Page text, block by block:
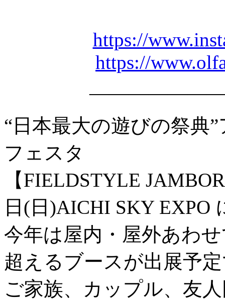
https://
https://
“日本最大の遊びの祭典
フェスタ
【FIELDSTYLE
日(日)AICHI SKY EXPO
今年は屋内・屋外あわ
超えるブースが出展予
ご家族、カップル、友